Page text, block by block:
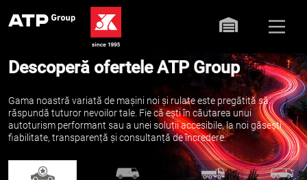
Descoperă ofertele ATP Group
Gama noastră variată de mașini noi și rulate este pregătită să
răspundă tuturor nevoilor tale. Fie că ești în căutarea unui
autoturism performant sau a unei soluții accesibile, la noi găsești
fiabilitate, transparență și consultanță de încredere.